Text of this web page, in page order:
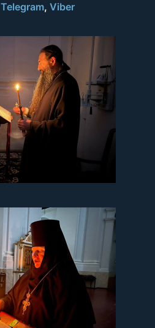
Telegram, Viber